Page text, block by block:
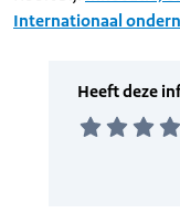
Internationaal